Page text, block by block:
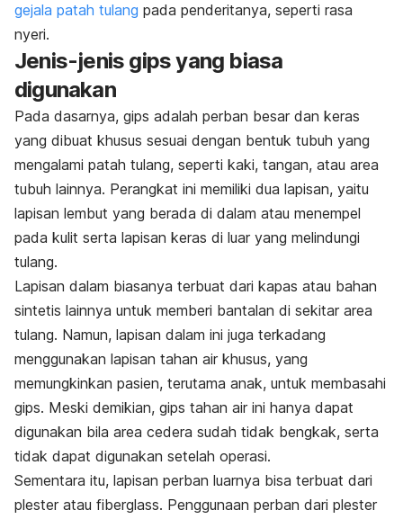
gejala patah tulang pada penderitanya, seperti rasa
nyeri.
Jenis-jenis gips yang biasa
digunakan
Pada dasarnya, gips adalah perban besar dan keras
yang dibuat khusus sesuai dengan bentuk tubuh yang
mengalami patah tulang, seperti kaki, tangan, atau area
tubuh lainnya. Perangkat ini memiliki dua lapisan, yaitu
lapisan lembut yang berada di dalam atau menempel
pada kulit serta lapisan keras di luar yang melindungi
tulang.
Lapisan dalam biasanya terbuat dari kapas atau bahan
sintetis lainnya untuk memberi bantalan di sekitar area
tulang. Namun, lapisan dalam ini juga terkadang
menggunakan lapisan tahan air khusus, yang
memungkinkan pasien, terutama anak, untuk membasahi
gips. Meski demikian, gips tahan air ini hanya dapat
digunakan bila area cedera sudah tidak bengkak, serta
tidak dapat digunakan setelah operasi.
Sementara itu, lapisan perban luarnya bisa terbuat dari
plester atau fiberglass. Penggunaan perban dari plester